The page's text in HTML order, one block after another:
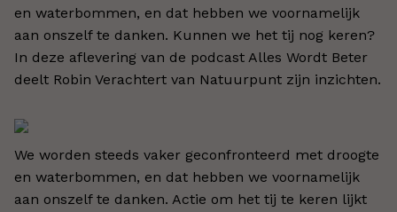
en waterbommen, en dat hebben we voornamelijk
aan onszelf te danken. Kunnen we het tij nog keren?
In deze aflevering van de podcast Alles Wordt Beter
deelt Robin Verachtert van Natuurpunt zijn inzichten.
We worden steeds vaker geconfronteerd met droogte
en waterbommen, en dat hebben we voornamelijk
aan onszelf te danken. Actie om het tij te keren lijkt